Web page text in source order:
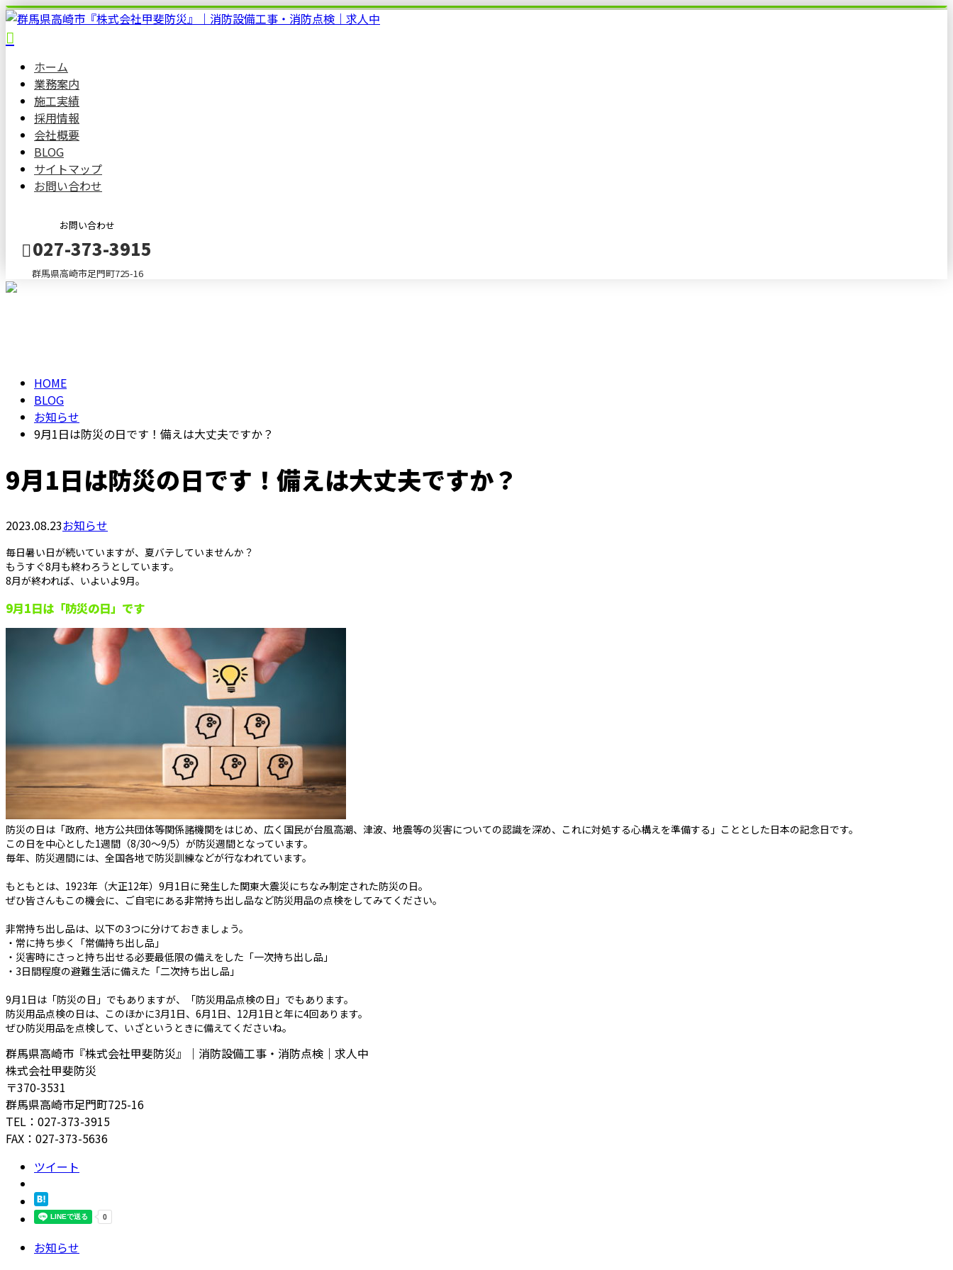
ホーム
業務案内
施工実績
採用情報
会社概要
BLOG
サイトマップ
お問い合わせ
お問い合わせ
027-373-3915
群馬県高崎市足門町725-16
HOME
BLOG
お知らせ
9月1日は防災の日です！備えは大丈夫ですか？
9月1日は防災の日です！備えは大丈夫ですか？
2023.08.23お知らせ
毎日暑い日が続いていますが、夏バテしていませんか？
もうすぐ8月も終わろうとしています。
8月が終われば、いよいよ9月。
9月1日は「防災の日」です
防災の日は「政府、地方公共団体等関係諸機関をはじめ、広く国民が台風高潮、津波、地震等の災害についての認識を深め、これに対処する心構えを準備する」こととした日本の記念日です。
この日を中心とした1週間（8/30～9/5）が防災週間となっています。
毎年、防災週間には、全国各地で防災訓練などが行なわれています。
もともとは、1923年（大正12年）9月1日に発生した関東大震災にちなみ制定された防災の日。
ぜひ皆さんもこの機会に、ご自宅にある非常持ち出し品など防災用品の点検をしてみてください。
非常持ち出し品は、以下の3つに分けておきましょう。
・常に持ち歩く「常備持ち出し品」
・災害時にさっと持ち出せる必要最低限の備えをした「一次持ち出し品」
・3日間程度の避難生活に備えた「二次持ち出し品」
9月1日は「防災の日」でもありますが、「防災用品点検の日」でもあります。
防災用品点検の日は、このほかに3月1日、6月1日、12月1日と年に4回あります。
ぜひ防災用品を点検して、いざというときに備えてくださいね。
群馬県高崎市『株式会社甲斐防災』｜消防設備工事・消防点検｜求人中
株式会社甲斐防災
〒370-3531
群馬県高崎市足門町725-16
TEL：027-373-3915
FAX：027-373-5636
ツイート
お知らせ